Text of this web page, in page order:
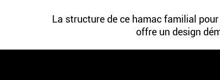
La structure de ce hamac familial
offre un design